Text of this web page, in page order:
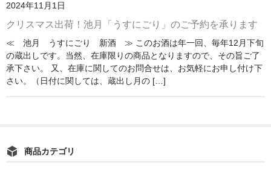
2024年11月1日
クリスマス出荷！池月「うすにごり」のご予約を承ります
≪ 池月 うすにごり 新酒 ≫ このお酒は年一回、毎年12月下旬
の蔵出しです。当然、在庫限りの商品となりますので、その旨ご了
承下さい。 又、在庫に関してのお問合せは、お気軽にお申し付け下
さい。（日付に関しては、蔵出し月の […]
商品カテゴリ